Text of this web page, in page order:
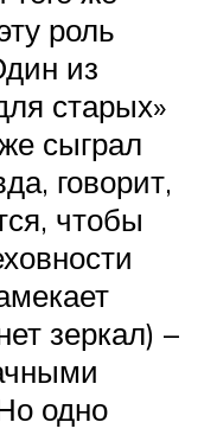
роль
из
старых»
сыграл
говорит,
чтобы
зеркал) –
одно